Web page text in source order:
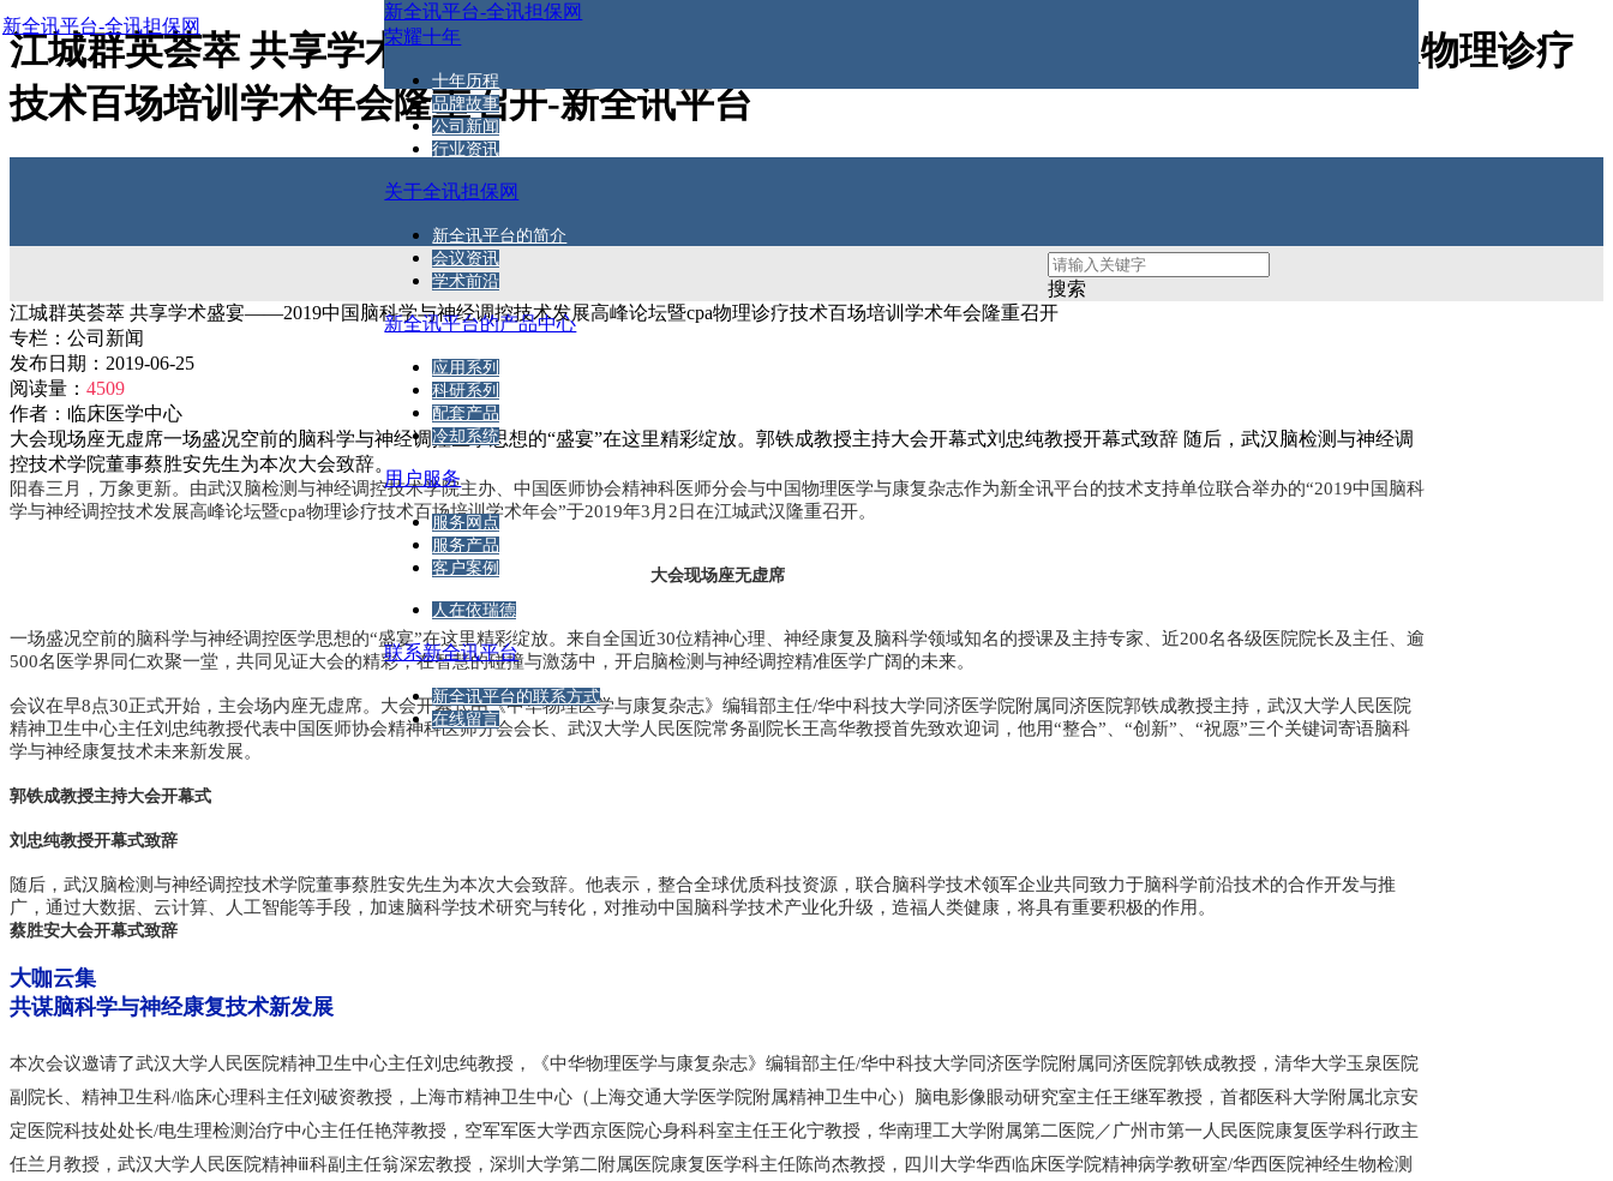
江城群英荟萃 共享学术盛宴——2019中国脑科学与神经调控技术发展高峰论坛暨cpa物理诊疗
技术百场培训学术年会隆重召开-新全讯平台
新全讯平台-全讯担保网
新全讯平台-全讯担保网
荣耀十年
十年历程
品牌故事
公司新闻
行业资讯
关于全讯担保网
新全讯平台的简介
会议资讯
学术前沿
新全讯平台的产品中心
应用系列
科研系列
配套产品
冷却系统
用户服务
服务网点
服务产品
客户案例
人在依瑞德
联系新全讯平台
新全讯平台的联系方式
在线留言
搜索
江城群英荟萃 共享学术盛宴——2019中国脑科学与神经调控技术发展高峰论坛暨cpa物理诊疗技术百场培训学术年会隆重召开
专栏： 公司新闻
发布日期： 2019-06-25
阅读量： 4509
作者： 临床医学中心
大会现场座无虚席一场盛况空前的脑科学与神经调控医学思想的“盛宴”在这里精彩绽放。郭铁成教授主持大会开幕式刘忠纯教授开幕式致辞 随后，武汉脑检测与神经调
控技术学院董事蔡胜安先生为本次大会致辞。
阳春三月，万象更新。由武汉脑检测与神经调控技术学院主办、中国医师协会精神科医师分会与中国物理医学与康复杂志作为新全讯平台的技术支持单位联合举办的“2019中国脑科
学与神经调控技术发展高峰论坛暨cpa物理诊疗技术百场培训学术年会”于2019年3月2日在江城武汉隆重召开。
大会现场座无虚席
一场盛况空前的脑科学与神经调控医学思想的“盛宴”在这里精彩绽放。来自全国近30位精神心理、神经康复及脑科学领域知名的授课及主持专家、近200名各级医院院长及主任、逾
500名医学界同仁欢聚一堂，共同见证大会的精彩，在智慧的碰撞与激荡中，开启脑检测与神经调控精准医学广阔的未来。
会议在早8点30正式开始，主会场内座无虚席。大会开幕式由《中华物理医学与康复杂志》编辑部主任/华中科技大学同济医学院附属同济医院郭铁成教授主持，武汉大学人民医院
精神卫生中心主任刘忠纯教授代表中国医师协会精神科医师分会会长、武汉大学人民医院常务副院长王高华教授首先致欢迎词，他用“整合”、“创新”、“祝愿”三个关键词寄语脑科
学与神经康复技术未来新发展。
郭铁成教授主持大会开幕式
刘忠纯教授开幕式致辞
随后，武汉脑检测与神经调控技术学院董事蔡胜安先生为本次大会致辞。他表示，整合全球优质科技资源，联合脑科学技术领军企业共同致力于脑科学前沿技术的合作开发与推
广，通过大数据、云计算、人工智能等手段，加速脑科学技术研究与转化，对推动中国脑科学技术产业化升级，造福人类健康，将具有重要积极的作用。
蔡胜安大会开幕式致辞
大咖云集
共谋脑科学与神经康复技术新发展
本次会议邀请了武汉大学人民医院精神卫生中心主任刘忠纯教授，《中华物理医学与康复杂志》编辑部主任/华中科技大学同济医学院附属同济医院郭铁成教授，清华大学玉泉医院
副院长、精神卫生科/临床心理科主任刘破资教授，上海市精神卫生中心（上海交通大学医学院附属精神卫生中心）脑电影像眼动研究室主任王继军教授，首都医科大学附属北京安
定医院科技处处长/电生理检测治疗中心主任任艳萍教授，空军军医大学西京医院心身科科室主任王化宁教授，华南理工大学附属第二医院／广州市第一人民医院康复医学科行政主
任兰月教授， 武汉大学人民医院精神ⅲ科副主任翁深宏教授， 深圳大学第二附属医院康复医学科主任陈尚杰教授，四川大学华西临床医学院精神病学教研室/华西医院神经生物检测